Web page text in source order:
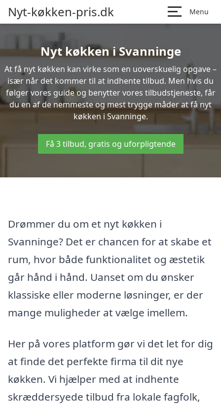
Nyt-køkken-pris.dk Menu
Nyt køkken i Svanninge
At få nyt køkken kan virke som en uoverskuelig opgave –
især når det kommer til at indhente tilbud. Men hvis du
følger vores guide og benytter vores tilbudstjeneste, får
du en af de nemmeste og mest trygge måder at få nyt
køkken i Svanninge.
Få 3 tilbud, gratis og uforpligtende
Drømmer du om et nyt køkken i
Svanninge? Det er chancen for at skabe et
rum, hvor både funktionalitet og æstetik
går hånd i hånd. Uanset om du ønsker
klassiske eller moderne løsninger, er der
mange muligheder at vælge imellem.
Her på vores platform gør vi det let for dig
at finde det perfekte firma til dit nye
køkken. Vi hjælper med at indhente
skræddersyede tilbud fra lokale fagfolk,